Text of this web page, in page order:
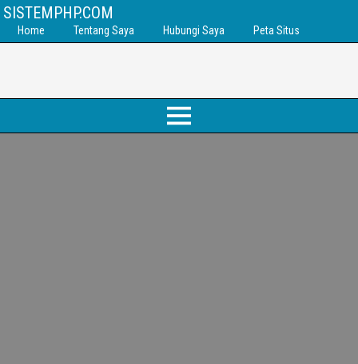
SISTEMPHP.COM
Home Tentang Saya Hubungi Saya Peta Situs